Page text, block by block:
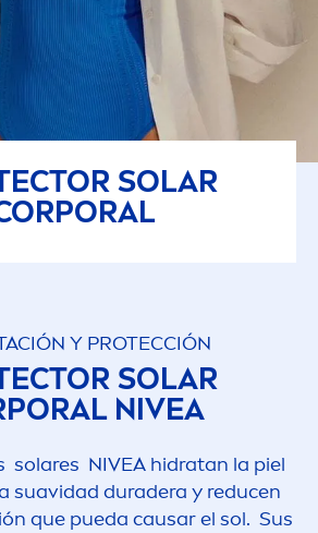
OR SOLAR
Y PROTECCIÓN
OR SOLAR
NIVEA
solares NIVEA hidratan la piel
suavidad duradera y reducen
que pueda causar el sol. Sus